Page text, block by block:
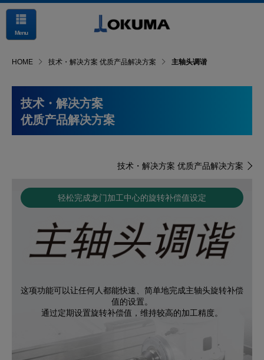
Menu
HOME 技术・解决方案 优质产品解决方案 主轴头调谐
技术・解决方案
优质产品解决方案
技术・解决方案 优质产品解决方案
轻松完成龙门加工中心的旋转补偿值设定
这项功能可以让任何人都能快速、简单地完成主轴头旋转补偿
值的设置。
通过定期设置旋转补偿值，维持较高的加工精度。